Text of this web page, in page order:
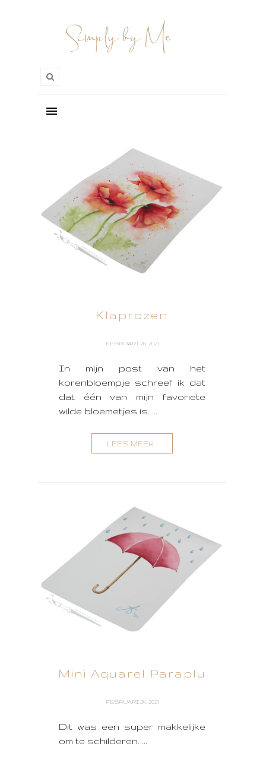
Klaprozen
FEBRUARI 26, 2021
In mijn post van het
korenbloempje schreef ik dat
dat één van mijn favoriete
wilde bloemetjes is. ...
LEES MEER...
Mini Aquarel Paraplu
FEBRUARI 24, 2021
Dit was een super makkelijke
om te schilderen. ...